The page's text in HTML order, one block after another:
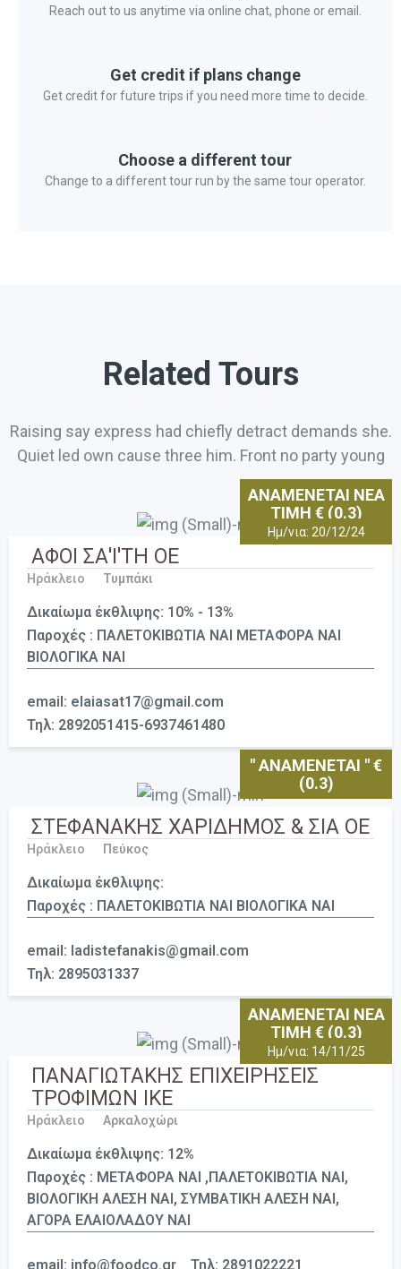
Reach out to us anytime via online chat, phone or email.
Get credit if plans change
Get credit for future trips if you need more time to decide.
Choose a different tour
Change to a different tour run by the same tour operator.
Related Tours
Raising say express had chiefly detract demands she.
Quiet led own cause three him. Front no party young
ΑΝΑΜΕΝΕΤΑΙ ΝΕΑ
ΤΙΜΗ € (0.3)
Ημ/νια: 20/12/24
ΑΦΟΙ ΣΑ'Ι'ΤΗ ΟΕ
Ηράκλειο Τυμπάκι
Δικαίωμα έκθλιψης: 10% - 13%
Παροχές : ΠΑΛΕΤΟΚΙΒΩΤΙΑ ΝΑΙ ΜΕΤΑΦΟΡΑ ΝΑΙ
ΒΙΟΛΟΓΙΚΑ ΝΑΙ
email: elaiasat17@gmail.com
Τηλ: 2892051415-6937461480
" ΑΝΑΜΕΝΕΤΑΙ " €
(0.3)
ΣΤΕΦΑΝΑΚΗΣ ΧΑΡΙΔΗΜΟΣ & ΣΙΑ ΟΕ
Ηράκλειο Πεύκος
Δικαίωμα έκθλιψης:
Παροχές : ΠΑΛΕΤΟΚΙΒΩΤΙΑ ΝΑΙ ΒΙΟΛΟΓΙΚΑ ΝΑΙ
email: ladistefanakis@gmail.com
Τηλ: 2895031337
ΑΝΑΜΕΝΕΤΑΙ ΝΕΑ
ΤΙΜΗ € (0.3)
Ημ/νια: 14/11/25
ΠΑΝΑΓΙΩΤΑΚΗΣ ΕΠΙΧΕΙΡΗΣΕΙΣ
ΤΡΟΦΙΜΩΝ ΙΚΕ
Ηράκλειο Αρκαλοχώρι
Δικαίωμα έκθλιψης: 12%
Παροχές : ΜΕΤΑΦΟΡΑ ΝΑΙ ,ΠΑΛΕΤΟΚΙΒΩΤΙΑ ΝΑΙ,
ΒΙΟΛΟΓΙΚΗ ΑΛΕΣΗ ΝΑΙ, ΣΥΜΒΑΤΙΚΗ ΑΛΕΣΗ ΝΑΙ,
ΑΓΟΡΑ ΕΛΑΙΟΛΑΔΟΥ ΝΑΙ
email: info@foodco.gr Τηλ: 2891022221